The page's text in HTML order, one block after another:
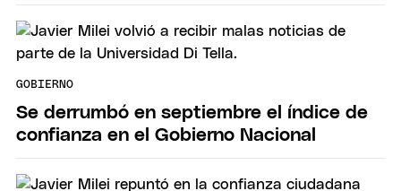
GOBIERNO
Se derrumbó en septiembre el índice de
confianza en el Gobierno Nacional